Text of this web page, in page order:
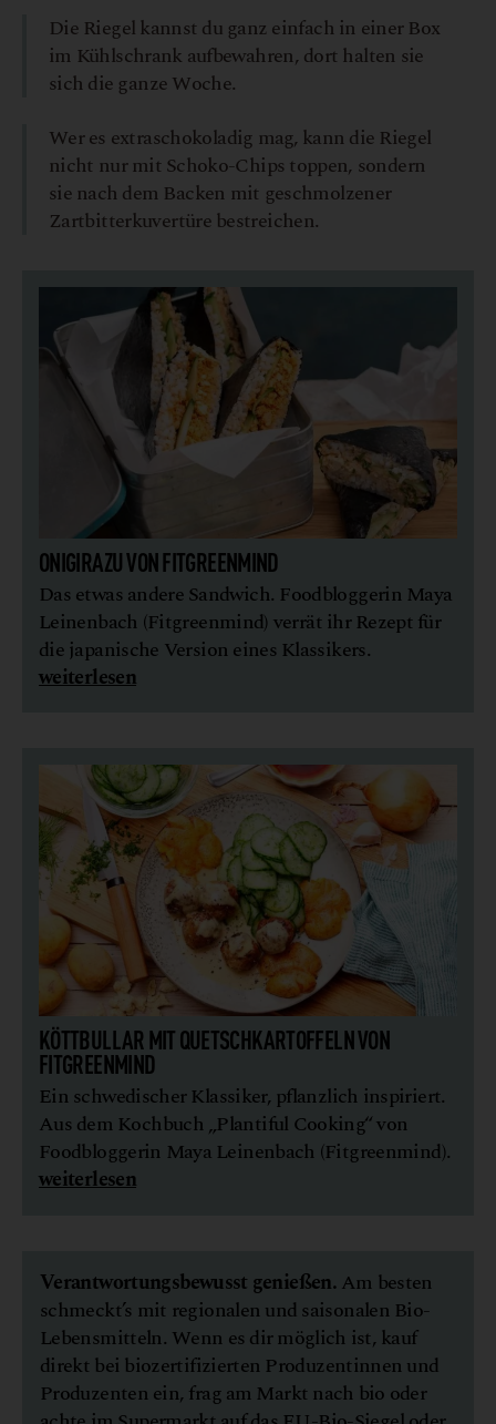
Die Riegel kannst du ganz einfach in einer Box
im Kühlschrank aufbewahren, dort halten sie
sich die ganze Woche.
Wer es extraschokoladig mag, kann die Riegel
nicht nur mit Schoko-Chips toppen, sondern
sie nach dem Backen mit geschmolzener
Zartbitterkuvertüre bestreichen.
ONIGIRAZU VON FITGREENMIND
Das etwas andere Sandwich. Foodbloggerin Maya
Leinenbach (Fitgreenmind) verrät ihr Rezept für
die japanische Version eines Klassikers.
weiterlesen
KÖTTBULLAR MIT QUETSCHKARTOFFELN VON
FITGREENMIND
Ein schwedischer Klassiker, pflanzlich inspiriert.
Aus dem Kochbuch „Plantiful Cooking“ von
Foodbloggerin Maya Leinenbach (Fitgreenmind).
weiterlesen
Verantwortungsbewusst genießen.Am besten
schmeckt’s mit regionalen und saisonalen Bio-
Lebensmitteln. Wenn es dir möglich ist, kauf
direkt bei biozertifizierten Produzentinnen und
Produzenten ein, frag am Markt nach bio oder